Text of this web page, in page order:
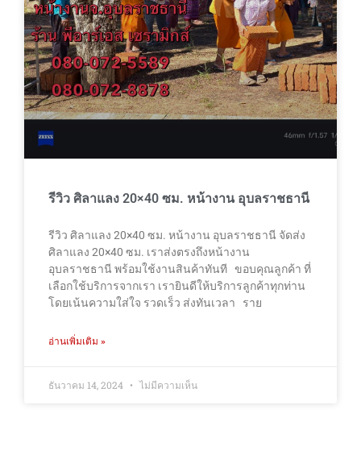
รีวิว ศิลาแลง 20×40 ซม. หน้างาน อุบลราชธานี
รีวิว ศิลาแลง 20×40 ซม. หน้างาน อุบลราชธานี จัดส่ง
ศิลาแลง 20×40 ซม. เราส่งตรงถึงหน้างาน
อุบลราชธานี พร้อมใช้งานสินค้าทันที ขอบคุณลูกค้า ที่
เลือกใช้บริการจากเรา เรายินดีให้บริการลูกค้าทุกท่าน
โดยเน้นความใส่ใจ รวดเร็ว ส่งทันเวลา ราย
อ่านเพิ่มเติม »
ธันวาคม 14, 2024 ไม่มีความเห็น